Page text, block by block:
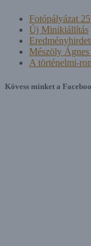
Fotópályázat
Új Minikiállítás
Mészöly Ágnes
A történelmi-
Kövess minket a